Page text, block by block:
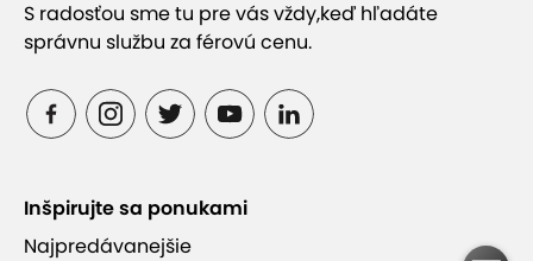
Relax, uvoľnenie stresu a zvýšenie pružnosti tela
Masáže sú vhodné aj pre páry (pri zakúpení 2
kupónov)
Thai La Flora v Podunajských Biskupiciach
S radosťou sme tu pre vás vždy,keď hľadáte
správnu službu za férovú cenu.
Inšpirujte sa ponukami
Najpredávanejšie